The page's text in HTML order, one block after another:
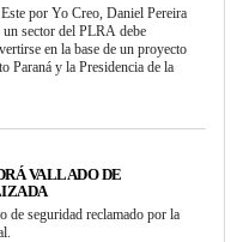
por Yo Creo, Daniel Pereira
sector del PLRA debe
en la base de un proyecto
Paraná y la Presidencia de la
VALLADO DE
de seguridad reclamado por la